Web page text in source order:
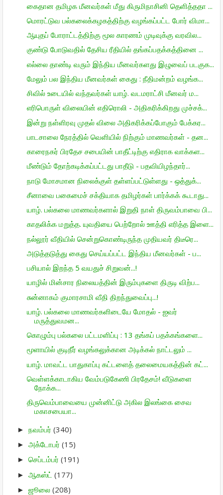
கைதான தமிழக மீனவர்கள் மீது கிருமிநாசினி தெளித்ததா ...
மொரட்டுவ பல்கலைக்கழகத்திற்கு வழங்கப்பட்ட போர் விமா...
ஆயுதப் போராட்டத்திற்கு மூல காரணம் முடிவுக்கு வரவில...
குண்டு போடுவதில் தேசிய ரீதியில் தங்கப்பதக்கத்தினை ...
எல்லை தாண்டி வரும் இந்திய மீனவர்களது இழுவைப் படகுக...
மேலும் பல இந்திய மீனவர்கள் கைது : நீதிமன்றம் வழங்க...
சிவில் உடையில் வந்தவர்கள் யாழ். வடமராட்சி மீனவர் ம...
எரிபொருள் விலையின் எதிரொலி - அதிகரிக்கிறது முச்சக்...
இன்று நள்ளிரவு முதல் விலை அதிகரிக்கப்போகும் பேக்கர...
பாடசாலை நேரத்தில் வெளியில் நிற்கும் மாணவர்கள் - தன...
காரைநகர் பிரதேச சபையின் பாதீட்டிற்கு எதிராக வாக்கள...
மீண்டும் தோற்கடிக்கப்பட்டது பாதீடு - பதவியிழந்தார்...
நாடு மோசமான நிலைக்குள் தள்ளப்பட்டுள்ளது - ஒத்துக்...
சீனாவை பகைமைச் சக்தியாக தமிழர்கள் பார்க்கக் கூடாது...
யாழ். பல்கலை மாணவர்களால் இறுதி நாள் திருவம்பாவை பி...
காதலிக்க மறுத்த. யுவதியை பெற்றோல் ஊத்தி எரித்த இளை...
நல்லூர் வீதியில் சென்றுகொண்டிருந்த முதியவர் திடீரெ...
அடுத்தடுத்து கைது செய்யப்பட்ட இந்திய மீனவர்கள் - ப...
பசியால் இறந்த 5 வயதுச் சிறுவன்...!
யாழில் மின்சார நிலையத்தின் இரும்புகளை திருடி விற்ப...
சுன்னாகம் குமாரசாமி வீதி திறந்துவைப்பு...!
யாழ். பல்கலை மாணவர்களிடையே மோதல் - ஐவர்
மருத்துவமன...
கொழும்பு பல்கலை பட்டமளிப்பு : 13 தங்கப் பதக்கங்களை...
மூளாயில் குடிநீர் வழங்கலுக்கான அடிக்கல் நாட்டலும் ...
யாழ். மாவட்ட பாதுகாப்பு கட்டளைத் தலைமையகத்தின் கட்...
வெள்ளக்காடாகிய வேம்படுகேணி பிரதேசம்! வீடுகளை
நோக்க...
திருவெம்பாவையை முன்னிட்டு அகில இலங்கை சைவ
மகாசபையா...
► நவம்பர் (340)
► அக்டோபர் (15)
► செப்டம்பர் (191)
► ஆகஸ்ட் (177)
► ஜூலை (208)